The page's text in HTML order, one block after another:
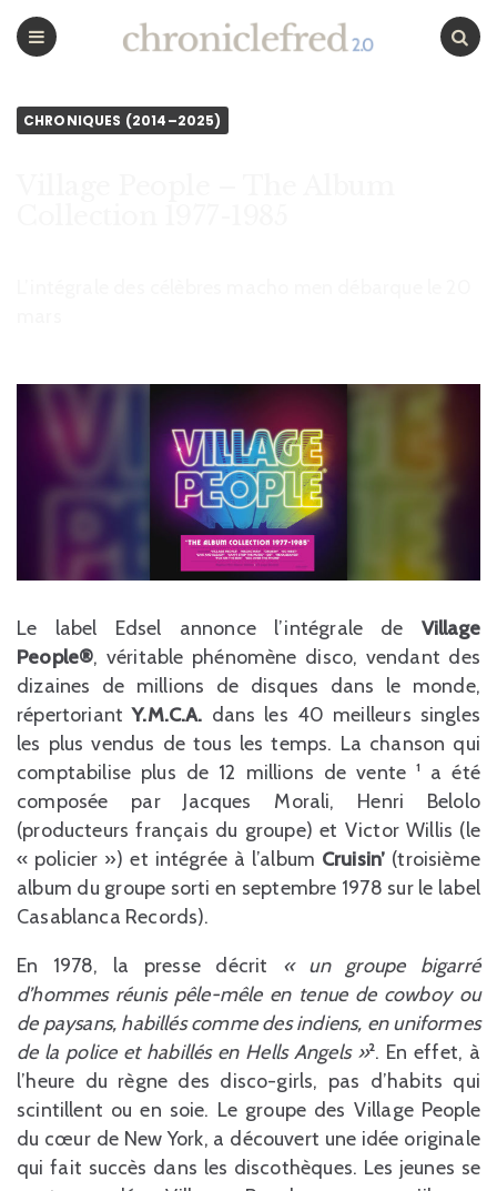
CHRONICLEFRED
CHRONIQUES (2014–2025)
Le label Edsel annonce l’intégrale de Village
People®, véritable phénomène disco, vendant des
dizaines de millions de disques dans le monde,
répertoriantY.M.C.A. dans les 40 meilleurs singles
les plus vendus de tous les temps. La chanson qui
comptabilise plus de 12 millions de vente ¹ a été
composée par Jacques Morali, Henri Belolo
(producteurs français du groupe) et Victor Willis (le
« policier ») et intégrée à l’album Cruisin’ (troisième
album du groupe sorti en septembre 1978 sur le label
Casablanca Records).
En 1978, la presse décrit « un groupe bigarré
d’hommes réunis pêle-mêle en tenue de cowboy ou
de paysans, habillés comme des indiens, en uniformes
de la police et habillés en Hells Angels »². En effet, à
l’heure du règne des disco-girls, pas d’habits qui
scintillent ou en soie. Le groupe des Village People
du cœur de New York, a découvert une idée originale
qui fait succès dans les discothèques. Les jeunes se